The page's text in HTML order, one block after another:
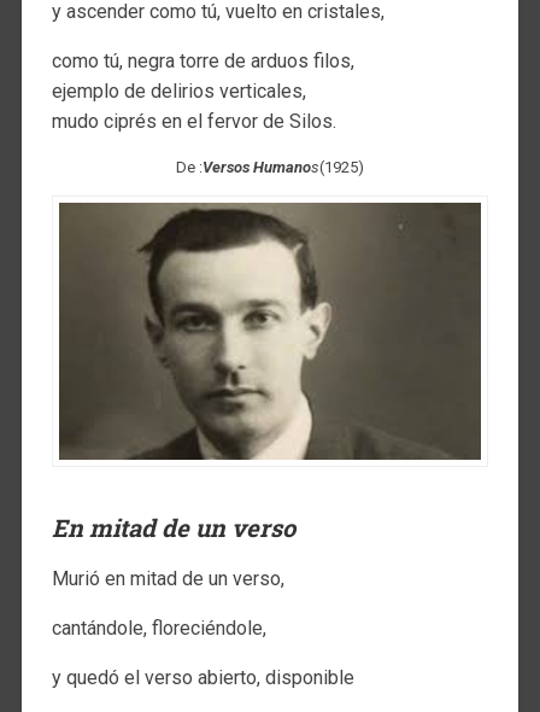
y ascender como tú, vuelto en cristales,
como tú, negra torre de arduos filos,
ejemplo de delirios verticales,
mudo ciprés en el fervor de Silos.
De :Versos Humanos(1925)
En mitad de un verso
Murió en mitad de un verso,
cantándole, floreciéndole,
y quedó el verso abierto, disponible